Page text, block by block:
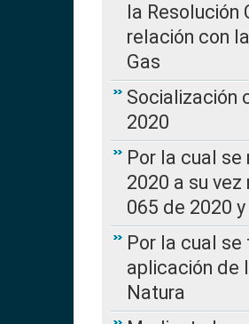
la Resolución
relación con
Gas
Socialización
2020
Por la cual se
2020 a su
065 de 2020
Por la cual
aplicación de
Natura